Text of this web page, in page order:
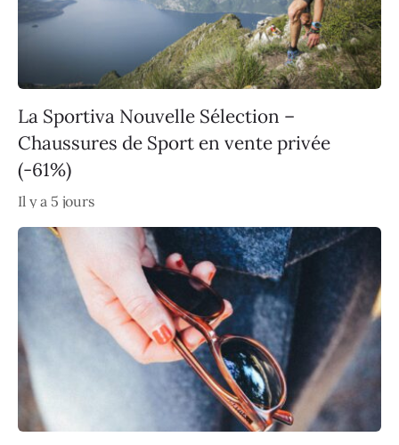
La Sportiva Nouvelle Sélection –
Chaussures de Sport en vente privée
(-61%)
Il y a 5 jours